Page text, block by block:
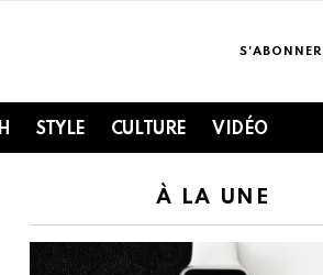
S'ABONNER
STYLE CULTURE VIDÉO
À LA UNE